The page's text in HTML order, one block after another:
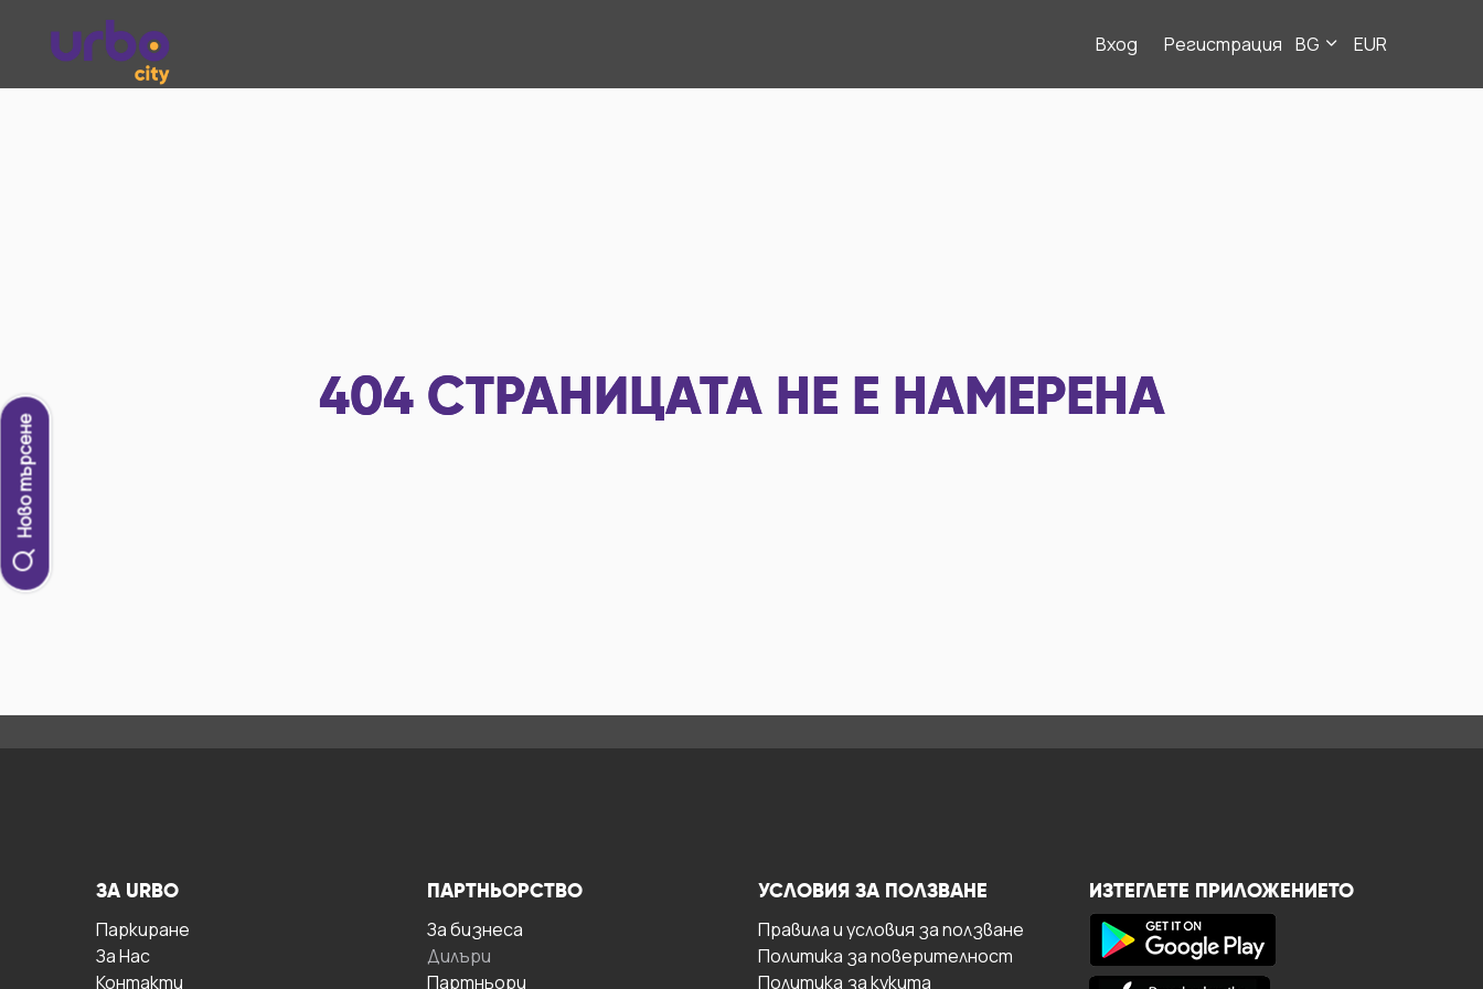
Вход Регистрация BG EUR
Ново търсене
404 СТРАНИЦАТА НЕ Е НАМЕРЕНА
ЗА URBO
Паркиране
За Hас
Контакти
ПАРТНЬОРСТВО
За бизнесa
Дилъри
Партньори
УСЛОВИЯ ЗА ПОЛЗВАНЕ
Правила и условия за ползване
Политика за поверителност
Политика за кукита
ИЗТЕГЛЕТЕ ПРИЛОЖЕНИЕТО